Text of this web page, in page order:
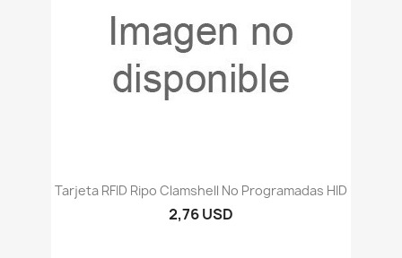
Tarjeta RFID Ripo Clamshell No Programadas HID
2,76 USD